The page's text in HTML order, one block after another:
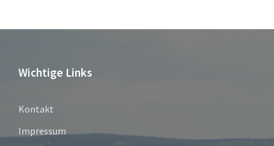
Wichtige Links
Kontakt
Impressum